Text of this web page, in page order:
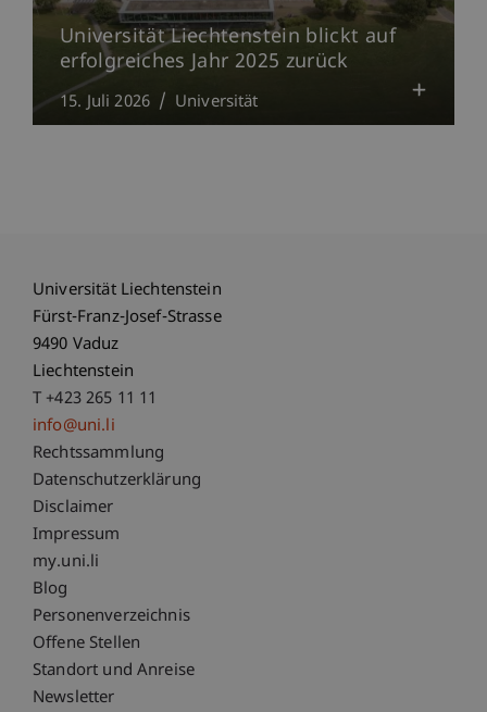
Universität Liechtenstein blickt auf
erfolgreiches Jahr 2025 zurück
15. Juli 2026 Universität
Universität Liechtenstein
Fürst-Franz-Josef-Strasse
9490 Vaduz
Liechtenstein
T +423 265 11 11
info@uni.li
Fußzeile Rechtliche Hinweise
Rechtssammlung
Datenschutzerklärung
Disclaimer
Impressum
Fußzeile Subdomain-Verzeichnis
my.uni.li
Blog
Personenverzeichnis
Offene Stellen
Standort und Anreise
Newsletter